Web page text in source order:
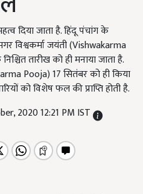
दिया जाता है. हिंदू पंचांग के
विश्वकर्मा जयंती (Vishwakarma
तारीख को ही मनाया जाता है.
Pooja) 17 सितंबर को ही किया
को विशेष फल की प्राप्ति होती है.
2020 12:21 PM IST